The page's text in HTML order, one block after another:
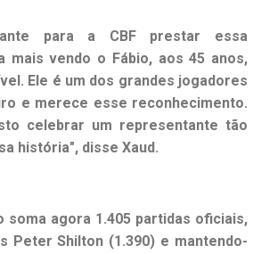
para a CBF prestar essa
mais vendo o Fábio, aos 45 anos,
Ele é um dos grandes jogadores
e merece esse reconhecimento.
celebrar um representante tão
história", disse Xaud.
soma agora 1.405 partidas oficiais,
Peter Shilton (1.390) e mantendo-